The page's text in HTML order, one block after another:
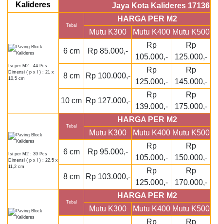
Jaya Kota Kalideres 17136
Isi per M2 : 44 Pcs
Dimensi ( p x l ) : 21 x
10,5 cm
Tebal
HARGA PER M2
Mutu K300
Mutu K400 Mutu K500
6 cm Rp 85.000,-
Rp
105.000,-
Rp
125.000,-
8 cm Rp 100.000,-
Rp
125.000,-
Rp
145.000,-
10 cm Rp 127.000,-
Rp
139.000,-
Rp
175.000,-
Isi per M2 : 39 Pcs
Dimensi ( p x l ) : 22,5 x
11,2 cm
Tebal
HARGA PER M2
Mutu K300
Mutu K400 Mutu K500
6 cm Rp 95.000,-
Rp
105.000,-
Rp
150.000,-
8 cm Rp 103.000,-
Rp
125.000,-
Rp
170.000,-
Tebal
HARGA PER M2
Mutu K300
Mutu K400 Mutu K500
Rp
Rp